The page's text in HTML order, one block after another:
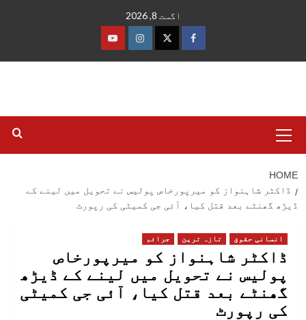
اگست 8, 2026
فیس
ٹوئٹرانسٹاگرام
یوٹیوب
Menu
HOME
ڈاکٹر شاہنواز کو میرپورخاص پولیس نے تحویل میں لینے کے
ڈیڑھ گھنٹے بعد قتل کیا، آئی جی کمیٹی کی رپورٹ
انسانی حقوق تازہ ترین جرائم
ڈاکٹر شاہنواز کو میرپورخاص
پولیس نے تحویل میں لینے کے ڈیڑھ
گھنٹے بعد قتل کیا، آئی جی کمیٹی
کی رپورٹ